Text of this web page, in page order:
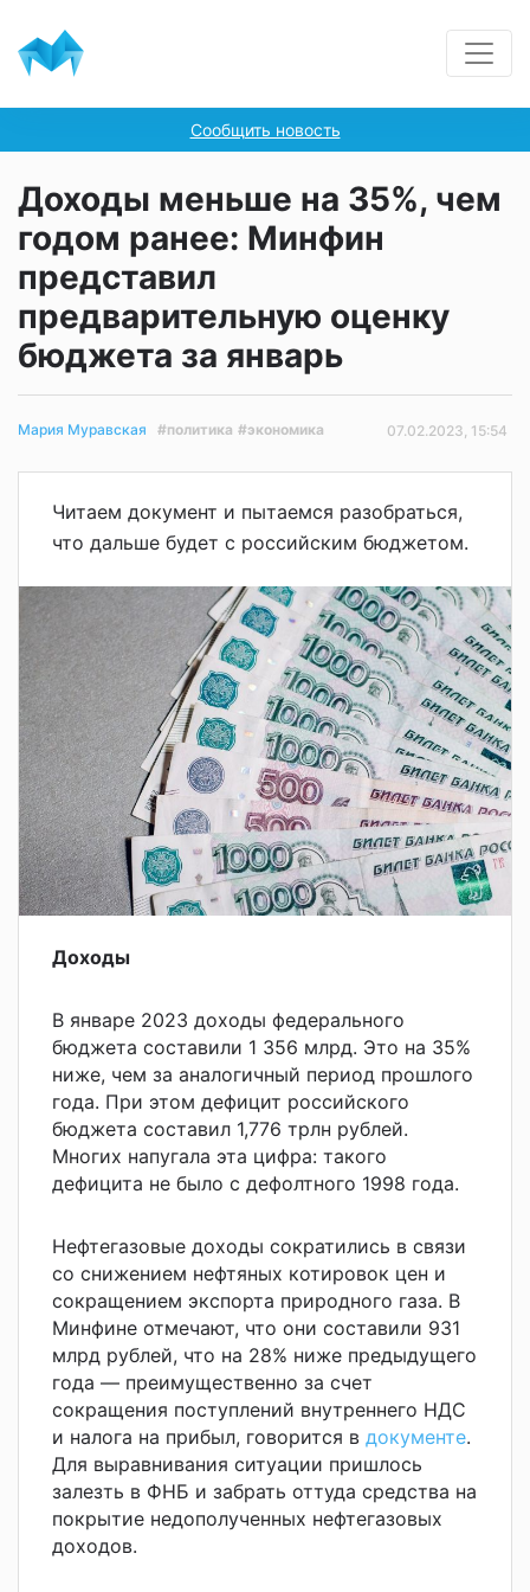
Сообщить новость
Доходы меньше на 35%, чем
годом ранее: Минфин
представил
предварительную оценку
бюджета за январь
Мария Муравская #политика #экономика 07.02.2023, 15:54
Читаем документ и пытаемся разобраться,
что дальше будет с российским бюджетом.
Доходы
В январе 2023 доходы федерального
бюджета составили 1 356 млрд. Это на 35%
ниже, чем за аналогичный период прошлого
года. При этом дефицит российского
бюджета составил 1,776 трлн рублей.
Многих напугала эта цифра: такого
дефицита не было с дефолтного 1998 года.
Нефтегазовые доходы сократились в связи
со снижением нефтяных котировок цен и
сокращением экспорта природного газа. В
Минфине отмечают, что они составили 931
млрд рублей, что на 28% ниже предыдущего
года — преимущественно за счет
сокращения поступлений внутреннего НДС
и налога на прибыл, говорится в документе.
Для выравнивания ситуации пришлось
залезть в ФНБ и забрать оттуда средства на
покрытие недополученных нефтегазовых
доходов.